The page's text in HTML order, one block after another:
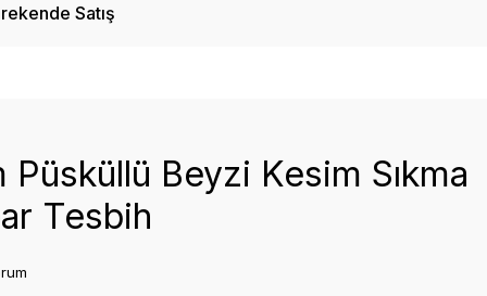
Satış
Püsküllü Beyzi Kesim Sıkma
Tesbih